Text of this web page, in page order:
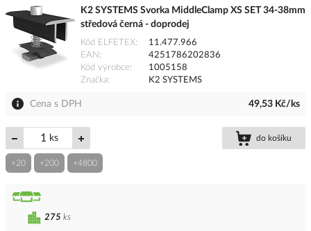
K2 SYSTEMS Svorka MiddleClamp XS SET 34-38mm
středová černá - doprodej
Kód ELFETEX
11.477.966
EAN
4251786202836
Kód výrobce
1005158
Značka
K2 SYSTEMS
Cena s DPH 49,53 Kč/ks
ks do košíku
+20 +200 +4800
275 ks